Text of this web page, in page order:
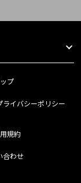
プ
ライバシーポリシー
規約
合わせ